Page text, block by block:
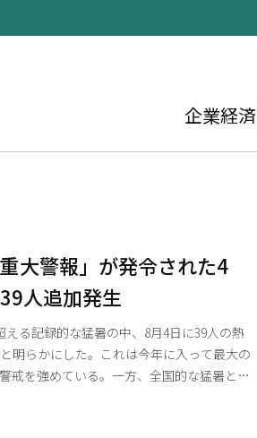
企業経済
大警報」が発令された4
人追加発生
える記録的な猛暑の中、8月4日に39人の熱
明らかにした。これは今年に入って最大の
戒を強めている。一方、全国的な猛暑と乾
後、火災危険警報を最高レベルに引き上げ